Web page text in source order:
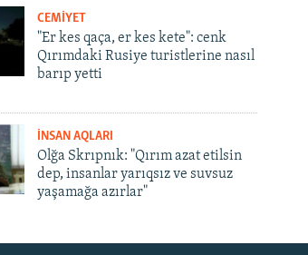
CEMİYET
"Er kes qaça, er kes kete": cenk
Qırımdaki Rusiye turistlerine nasıl
barıp yetti
İNSAN AQLARI
Olğa Skrıpnık: "Qırım azat etilsin
dep, insanlar yarıqsız ve suvsuz
yaşamağa azırlar"